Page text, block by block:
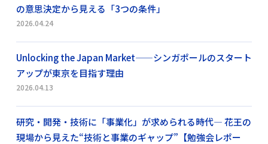
の意思決定から見える「3つの条件」
2026.04.24
Unlocking the Japan Market——シンガポールのスタート
アップが東京を目指す理由
2026.04.13
研究・開発・技術に「事業化」が求められる時代― 花王の
現場から見えた“技術と事業のギャップ”【勉強会レポー